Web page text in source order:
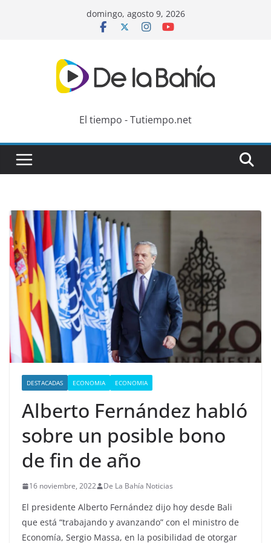
domingo, agosto 9, 2026
El tiempo - Tutiempo.net
DESTACADAS ECONOMIA ECONOMIA
Alberto Fernández habló
sobre un posible bono
de fin de año
16 noviembre, 2022 De La Bahía Noticias
El presidente Alberto Fernández dijo hoy desde Bali
que está “trabajando y avanzando” con el ministro de
Economía, Sergio Massa, en la posibilidad de otorgar